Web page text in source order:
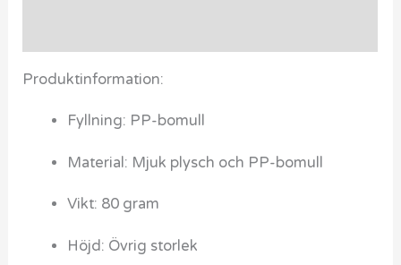
Produktinformation:
Fyllning: PP-bomull
Material: Mjuk plysch och PP-bomull
Vikt: 80 gram
Höjd: Övrig storlek